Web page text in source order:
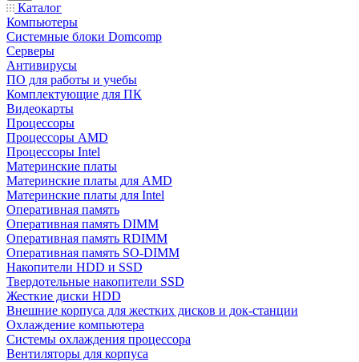
Каталог
Компьютеры
Системные блоки Domcomp
Серверы
Антивирусы
ПО для работы и учебы
Комплектующие для ПК
Видеокарты
Процессоры
Процессоры AMD
Процессоры Intel
Материнские платы
Материнские платы для AMD
Материнские платы для Intel
Оперативная память
Оперативная память DIMM
Оперативная память RDIMM
Оперативная память SO-DIMM
Накопители HDD и SSD
Твердотельные накопители SSD
Жесткие диски HDD
Внешние корпуса для жестких дисков и док-станции
Охлаждение компьютера
Системы охлаждения процессора
Вентиляторы для корпуса